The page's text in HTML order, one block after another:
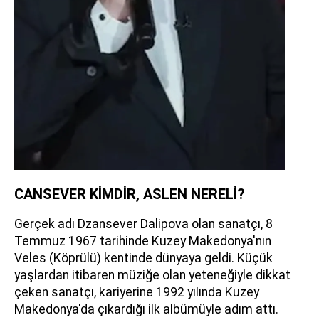
CANSEVER KİMDİR, ASLEN NERELİ?
Gerçek adı Dzansever Dalipova olan sanatçı, 8
Temmuz 1967 tarihinde Kuzey Makedonya'nın
Veles (Köprülü) kentinde dünyaya geldi. Küçük
yaşlardan itibaren müziğe olan yeteneğiyle dikkat
çeken sanatçı, kariyerine 1992 yılında Kuzey
Makedonya'da çıkardığı ilk albümüyle adım attı.